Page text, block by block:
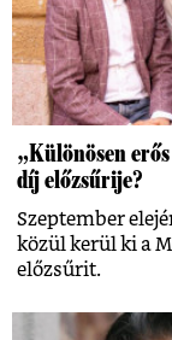
„Különösen
díj előzsűrije?
Szeptember
közül kerül ki a
előzsűrit.